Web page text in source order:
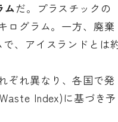
ムだ。プラスチックの
ログラム。一方、廃棄
、アイスランドとは
ぞれ異なり、各国で発
Index)に基づき予